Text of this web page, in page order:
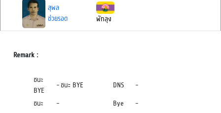
สุพล
ช่วยรอด
พัทลุง
Remark :
ชนะ
BYE
-ชนะ BYE DNS
-
ชนะ
- Bye
-